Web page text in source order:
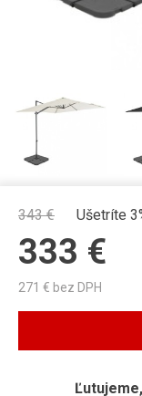
343€ Ušetríte
333 €
271 € bez DPH